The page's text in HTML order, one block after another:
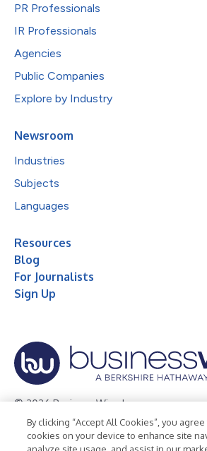
PR Professionals
IR Professionals
Agencies
Public Companies
Explore by Industry
Newsroom
Industries
Subjects
Languages
Resources
Blog
For Journalists
Sign Up
© 2026 Business Wire, Inc.
Privacy Policy Cookie Policy
By clicking “Accept All Cookies”, you
cookies on your device to enhance site